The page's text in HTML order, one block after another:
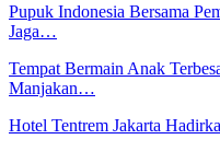
Pupuk Indonesia Bersama
Jaga…
Tempat Bermain Anak
Manjakan…
Hotel Tentrem Jakarta